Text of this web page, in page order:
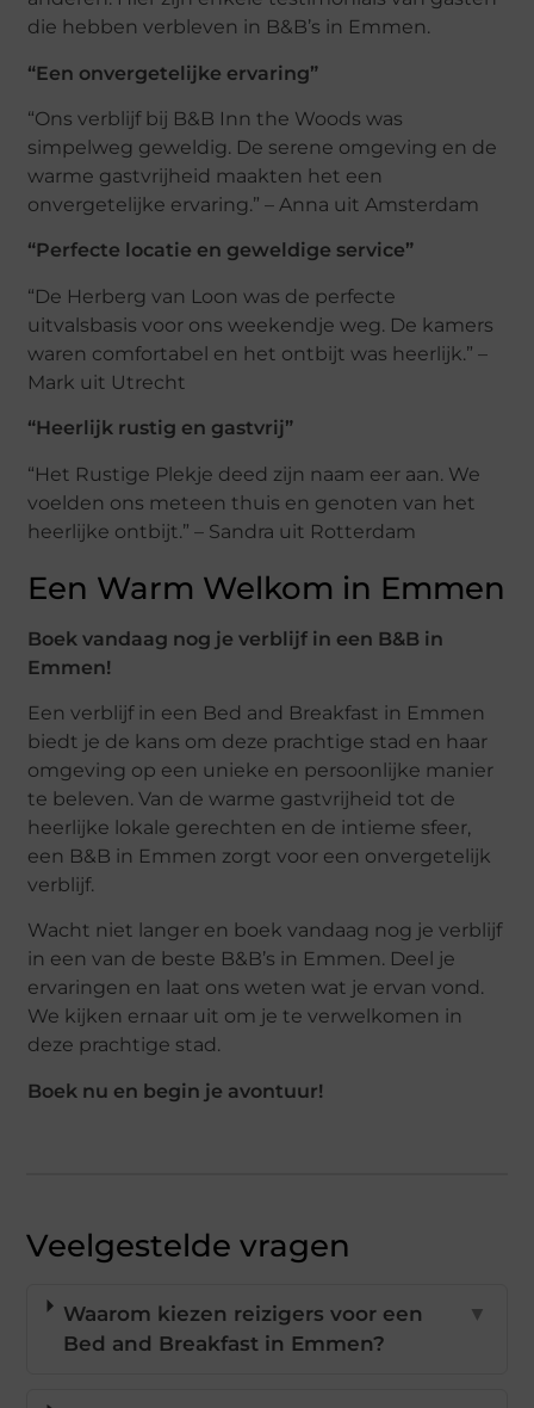
die hebben verbleven in B&B’s in Emmen.
“Een onvergetelijke ervaring”
“Ons verblijf bij B&B Inn the Woods was
simpelweg geweldig. De serene omgeving en de
warme gastvrijheid maakten het een
onvergetelijke ervaring.” – Anna uit Amsterdam
“Perfecte locatie en geweldige service”
“De Herberg van Loon was de perfecte
uitvalsbasis voor ons weekendje weg. De kamers
waren comfortabel en het ontbijt was heerlijk.” –
Mark uit Utrecht
“Heerlijk rustig en gastvrij”
“Het Rustige Plekje deed zijn naam eer aan. We
voelden ons meteen thuis en genoten van het
heerlijke ontbijt.” – Sandra uit Rotterdam
Een Warm Welkom in Emmen
Boek vandaag nog je verblijf in een B&B in
Emmen!
Een verblijf in een Bed and Breakfast in Emmen
biedt je de kans om deze prachtige stad en haar
omgeving op een unieke en persoonlijke manier
te beleven. Van de warme gastvrijheid tot de
heerlijke lokale gerechten en de intieme sfeer,
een B&B in Emmen zorgt voor een onvergetelijk
verblijf.
Wacht niet langer en boek vandaag nog je verblijf
in een van de beste B&B’s in Emmen. Deel je
ervaringen en laat ons weten wat je ervan vond.
We kijken ernaar uit om je te verwelkomen in
deze prachtige stad.
Boek nu en begin je avontuur!
Veelgestelde vragen
Waarom kiezen reizigers voor een
Bed and Breakfast in Emmen?
▼